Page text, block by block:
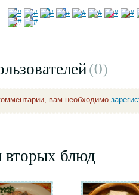
(0)
вам необходимо
вторых блюд